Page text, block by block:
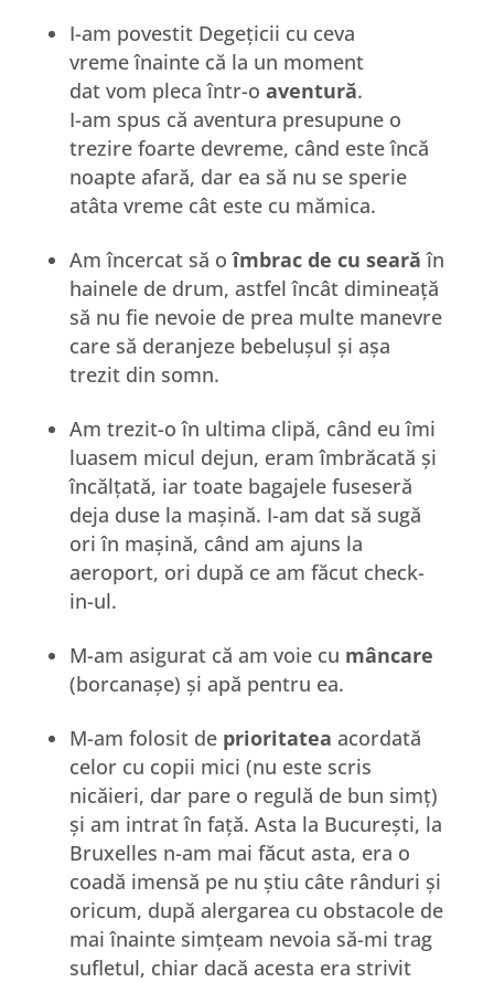
I-am povestit Degețicii cu ceva
vreme înainte că la un moment
dat vom pleca într-o aventură.
I-am spus că aventura presupune o
trezire foarte devreme, când este încă
noapte afară, dar ea să nu se sperie
atâta vreme cât este cu mămica.
Am încercat să oîmbrac de cu seară în
hainele de drum, astfel încât dimineață
să nu fie nevoie de prea multe manevre
care să deranjeze bebelușul și așa
trezit din somn.
Am trezit-o în ultima clipă, când eu îmi
luasem micul dejun, eram îmbrăcată și
încălțată, iar toate bagajele fuseseră
deja duse la mașină. I-am dat să sugă
ori în mașină, când am ajuns la
aeroport, ori după ce am făcut check-
in-ul.
M-am asigurat că am voie cu mâncare
(borcanașe) și apă pentru ea.
M-am folosit de prioritatea acordată
celor cu copii mici (nu este scris
nicăieri, dar pare o regulă de bun simț)
și am intrat în față. Asta la București, la
Bruxelles n-am mai făcut asta, era o
coadă imensă pe nu știu câte rânduri și
oricum, după alergarea cu obstacole de
mai înainte simțeam nevoia să-mi trag
sufletul, chiar dacă acesta era strivit